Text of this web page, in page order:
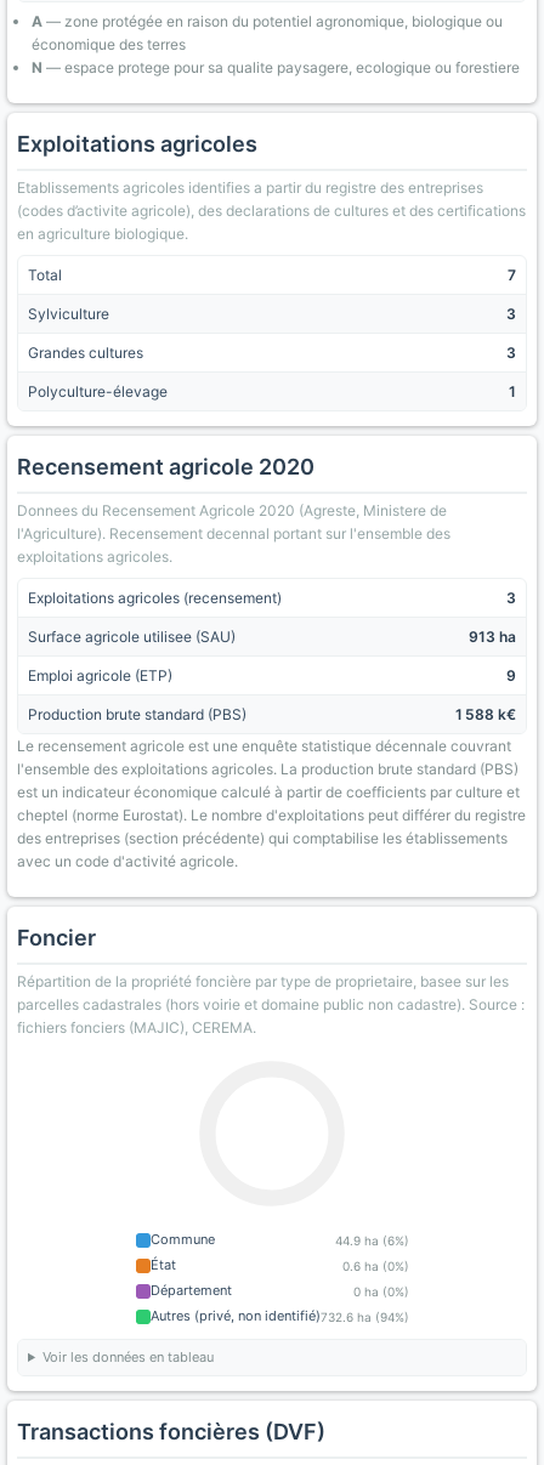
A — zone protégée en raison du potentiel agronomique, biologique ou
économique des terres
N — espace protege pour sa qualite paysagere, ecologique ou forestiere
Exploitations agricoles
Etablissements agricoles identifies a partir du registre des entreprises
(codes d’activite agricole), des declarations de cultures et des certifications
en agriculture biologique.
Total 7
Sylviculture 3
Grandes cultures 3
Polyculture-élevage 1
Recensement agricole 2020
Donnees du Recensement Agricole 2020 (Agreste, Ministere de
l'Agriculture). Recensement decennal portant sur l'ensemble des
exploitations agricoles.
Exploitations agricoles (recensement) 3
Surface agricole utilisee (SAU) 913 ha
Emploi agricole (ETP) 9
Production brute standard (PBS)
1 588 k€
Le recensement agricole est une enquête statistique décennale couvrant
l'ensemble des exploitations agricoles. La production brute standard (PBS)
est un indicateur économique calculé à partir de coefficients par culture et
cheptel (norme Eurostat). Le nombre d'exploitations peut différer du registre
des entreprises (section précédente) qui comptabilise les établissements
avec un code d'activité agricole.
Foncier
Répartition de la propriété foncière par type de proprietaire, basee sur les
parcelles cadastrales (hors voirie et domaine public non cadastre). Source :
fichiers fonciers (MAJIC), CEREMA.
Commune 44.9 ha (6%)
État 0.6 ha (0%)
Département 0 ha (0%)
Autres (privé, non identifié)732.6 ha (94%)
Voir les données en tableau
Transactions foncières (DVF)